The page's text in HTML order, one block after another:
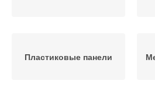
Пластиковые панели